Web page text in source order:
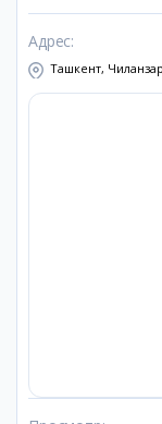
Адрес:
Ташкент,